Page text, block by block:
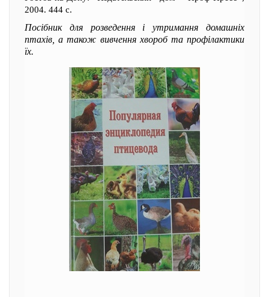
2004. 444 с.
Посібник для розведення і утримання домашніх
птахів, а також вивчення хвороб та профілактики
їх.